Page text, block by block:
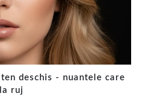
deschis - nuantele care
ruj